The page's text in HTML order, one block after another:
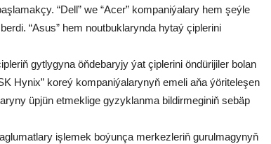
“Dell” we “Acer” kompaniýalary hem şeýle
“Asus” hem noutbuklarynda hytaý çiplerini
gytlygyna öňdebaryjy ýat çiplerini öndürijiler bolan
Hynix” koreý kompaniýalarynyň emeli aňa ýöriteleşen
üpjün etmeklige gyzyklanma bildirmeginiň sebäp
işlemek boýunça merkezleriň gurulmagynyň